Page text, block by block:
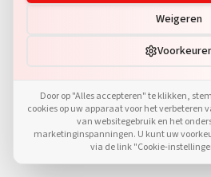
Weigeren
Door op "Alles accepteren" te klikken,
cookies op uw apparaat voor het verbeteren
van websitegebruik en het
marketinginspanningen. U kunt uw
via de link "Cookie-